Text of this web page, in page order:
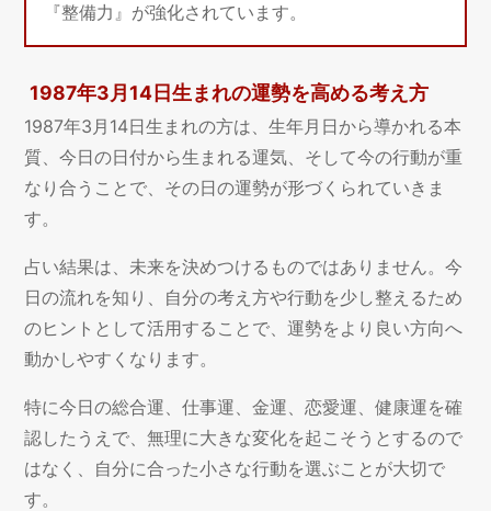
『整備力』が強化されています。
1987年3月14日生まれの運勢を高める考え方
1987年3月14日生まれの方は、生年月日から導かれる本
質、今日の日付から生まれる運気、そして今の行動が重
なり合うことで、その日の運勢が形づくられていきま
す。
占い結果は、未来を決めつけるものではありません。今
日の流れを知り、自分の考え方や行動を少し整えるため
のヒントとして活用することで、運勢をより良い方向へ
動かしやすくなります。
特に今日の総合運、仕事運、金運、恋愛運、健康運を確
認したうえで、無理に大きな変化を起こそうとするので
はなく、自分に合った小さな行動を選ぶことが大切で
す。